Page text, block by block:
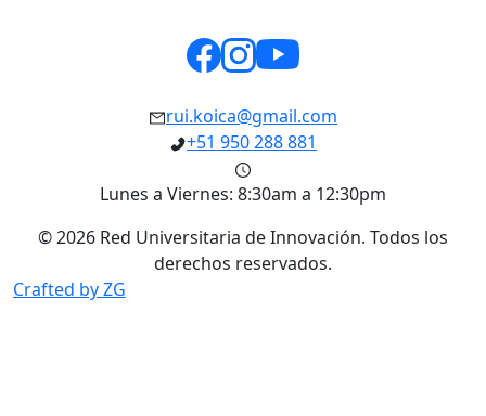
rui.koica@gmail.com
+51 950 288 881
Lunes a Viernes: 8:30am a 12:30pm
©2026 Red Universitaria de Innovación. Todos los
derechos reservados.
Crafted by ZG